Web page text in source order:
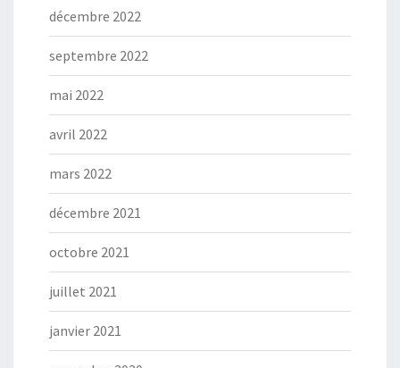
décembre 2022
septembre 2022
mai 2022
avril 2022
mars 2022
décembre 2021
octobre 2021
juillet 2021
janvier 2021